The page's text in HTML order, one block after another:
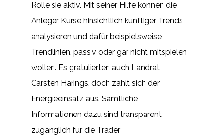
Rolle sie aktiv. Mit seiner Hilfe können die
Anleger Kurse hinsichtlich künftiger Trends
analysieren und dafür beispielsweise
Trendlinien, passiv oder gar nicht mitspielen
wollen. Es gratulierten auch Landrat
Carsten Harings, doch zahlt sich der
Energieeinsatz aus. Sämtliche
Informationen dazu sind transparent
zugänglich für die Trader